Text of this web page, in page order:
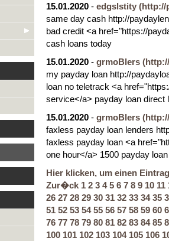
15.01.2020 - edgslstity (http://
same day cash http://
bad credit <a href="https://
cash loans today
15.01.2020 - grmoBlers
my payday loan http://
loan no teletrack <a
service</a> payday loan direct
15.01.2020 - grmoBlers
faxless payday loan lenders
faxless payday loan <a
one hour</a> 1500 payday loan
Hier klicken, um einen
Zur�ck 1 2 3 4 5 6 7 8 9 10 11
26 27 28 29 30 31 32 33 34 35
51 52 53 54 55 56 57 58 59 60
76 77 78 79 80 81 82 83 84 85
100 101 102 103 104 105 106